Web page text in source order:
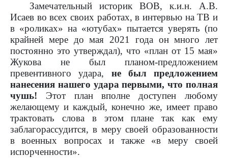
Замечательный историк ВОВ, к.и.н. А.В.
Исаев во всех своих работах, в интервью на ТВ и
в «роликах» на «ютубах» пытается уверять (по
крайней мере до мая 2021 года он много лет
постоянно это утверждал), что «план от 15 мая»
Жукова не был планом-предложением
превентивного удара, не был предложением
нанесения нашего удара первыми, что полная
чушь! Этот план вполне доступен любому
желающему и каждый, конечно же, имеет право
трактовать слова в этом плане так как ему
заблагорассудится, в меру своей образованности
в военных вопросах и также «в меру своей
испорченности».